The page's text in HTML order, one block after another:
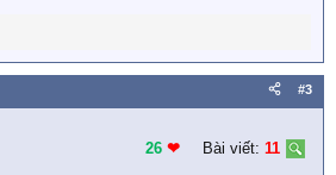
#3
26 ❤︎ Bài viết: 11